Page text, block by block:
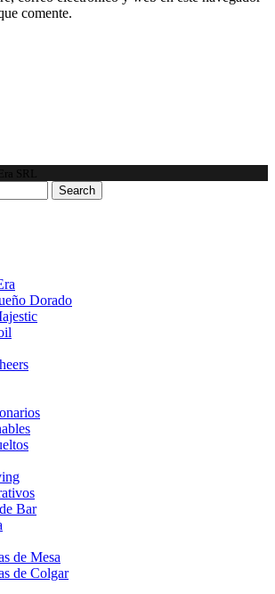
comente.
SRL
Search
Dorado
Bar
de Mesa
de Colgar